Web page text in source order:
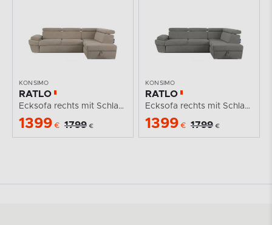
KONSIMO
RATLO
Ecksofa rechts mit Schlaffunktion und...
1399 € 1799 €
KONSIMO
RATLO
Ecksofa rechts mit Schlaffunktion und...
1399 € 1799 €